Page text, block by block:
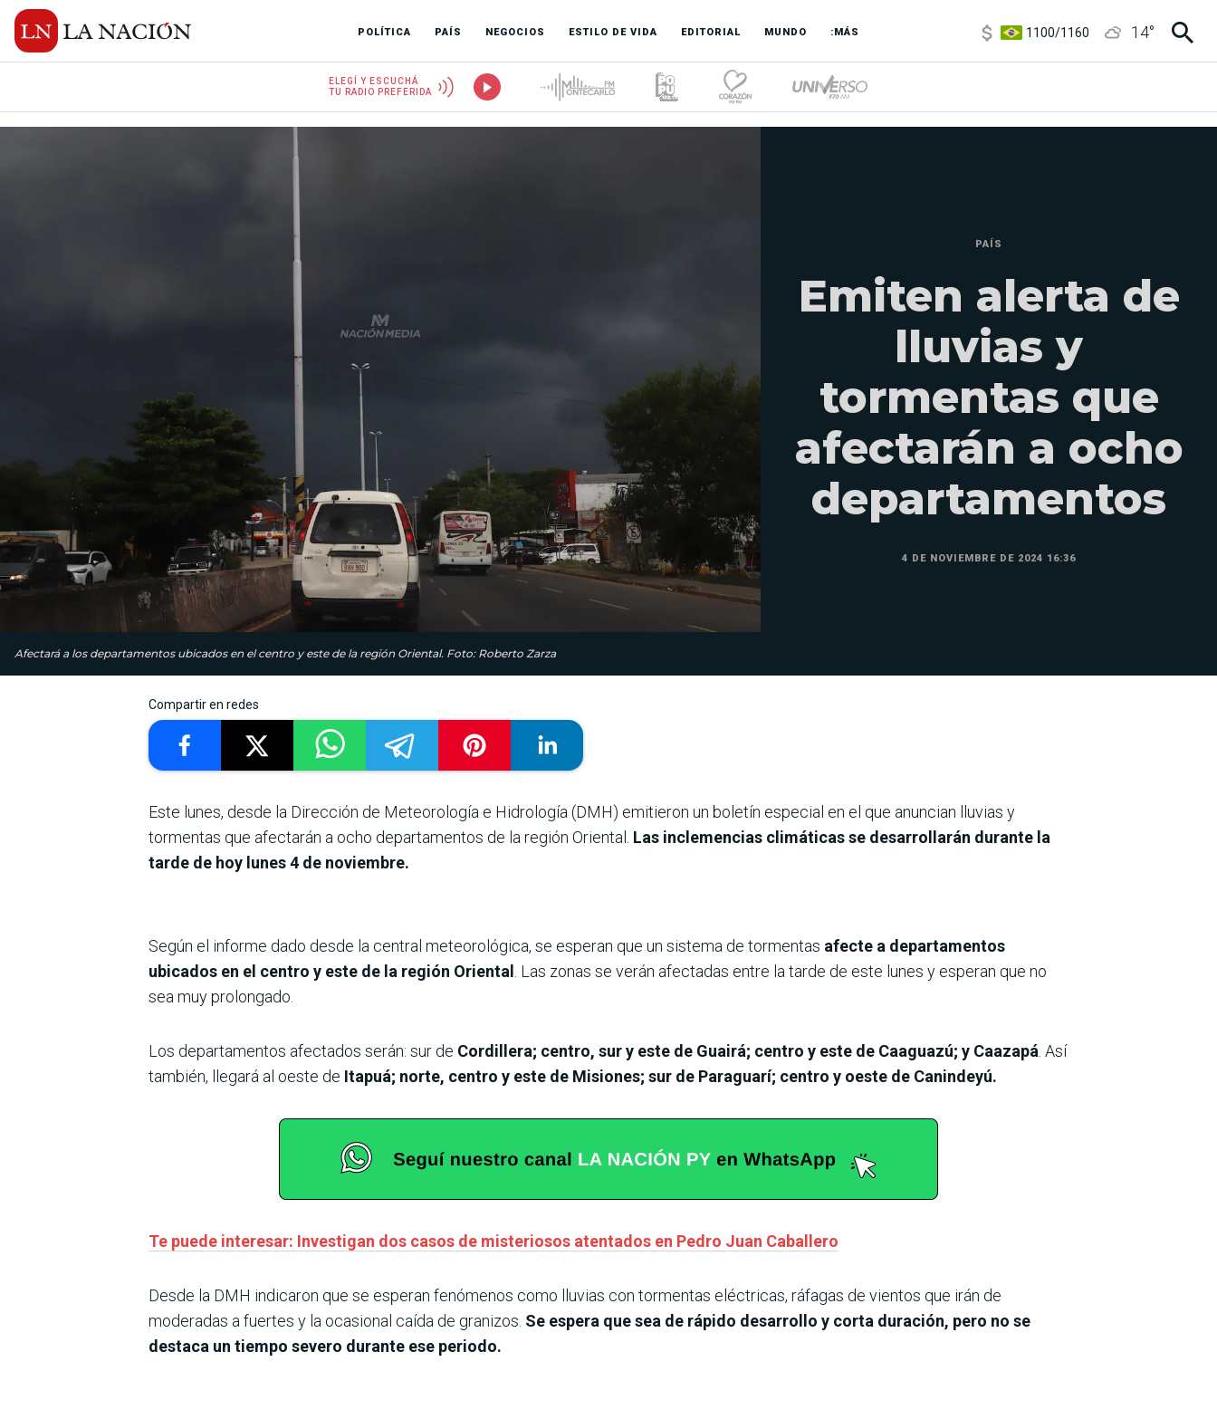
POLÍTICA PAÍS NEGOCIOS ESTILO DE VIDA EDITORIAL MUNDO :MÁS
3,8/4
14°
ELEGÍ Y ESCUCHÁ
TU RADIO PREFERIDA
Afectará a los departamentos ubicados en el centro y este de la región Oriental. Foto: Roberto Zarza
PAÍS
Emiten alerta de
lluvias y
tormentas que
afectarán a ocho
departamentos
4 DE NOVIEMBRE DE 2024 16:36
Compartir en redes
Este lunes, desde la Dirección de Meteorología e Hidrología (DMH) emitieron un boletín especial en el que anuncian lluvias y
tormentas que afectarán a ocho departamentos de la región Oriental. Las inclemencias climáticas se desarrollarán durante la
tarde de hoy lunes 4 de noviembre.
Según el informe dado desde la central meteorológica, se esperan que un sistema de tormentas afecte a departamentos
ubicados en el centro y este de la región Oriental . Las zonas se verán afectadas entre la tarde de este lunes y esperan que no
sea muy prolongado.
Los departamentos afectados serán: sur de Cordillera; centro, sur y este de Guairá; centro y este de Caaguazú; y Caazapá. Así
también, llegará al oeste de Itapuá; norte, centro y este de Misiones; sur de Paraguarí; centro y oeste de Canindeyú.
Te puede interesar: Investigan dos casos de misteriosos atentados en Pedro Juan Caballero
Desde la DMH indicaron que se esperan fenómenos como lluvias con tormentas eléctricas, ráfagas de vientos que irán de
moderadas a fuertes y la ocasional caída de granizos. Se espera que sea de rápido desarrollo y corta duración, pero no se
destaca un tiempo severo durante ese periodo.